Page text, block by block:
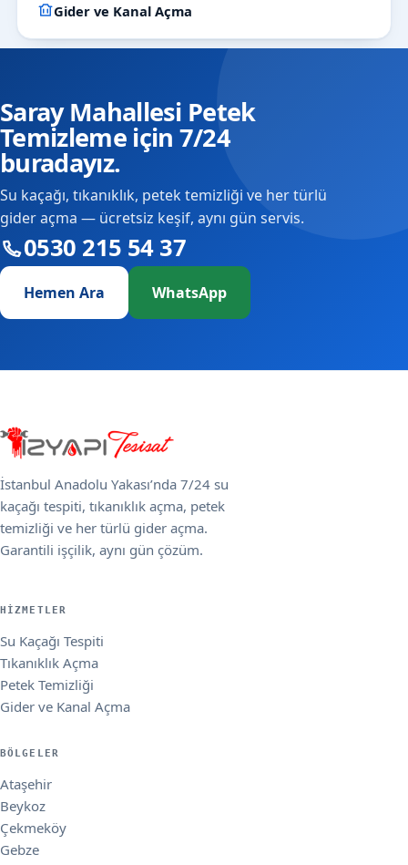
Gider ve Kanal Açma
Saray Mahallesi Petek
Temizleme için 7/24
buradayız.
Su kaçağı, tıkanıklık, petek temizliği ve her türlü
gider açma — ücretsiz keşif, aynı gün servis.
0530 215 54 37
Hemen Ara WhatsApp
İstanbul Anadolu Yakası’nda 7/24 su
kaçağı tespiti, tıkanıklık açma, petek
temizliği ve her türlü gider açma.
Garantili işçilik, aynı gün çözüm.
HIZMETLER
Su Kaçağı Tespiti
Tıkanıklık Açma
Petek Temizliği
Gider ve Kanal Açma
BÖLGELER
Ataşehir
Beykoz
Çekmeköy
Gebze